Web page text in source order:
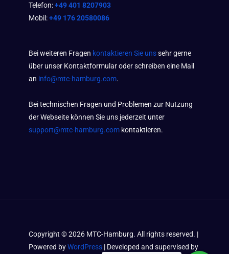
Telefon:+49 401 8207903
Mobil:+49 176 20580086
Bei weiteren Fragen kontaktieren Sie unssehr gerne
über unser Kontaktformular oder schreiben eine Mail
an info@mtc-hamburg.com.
Bei technischen Fragen und Problemen zur Nutzung
der Webseite können Sie uns jederzeit unter
support@mtc-hamburg.com kontaktieren.
Copyright ©2026 MTC-Hamburg. All rights reserved. |
Powered byWordPress | Developed and supervised by